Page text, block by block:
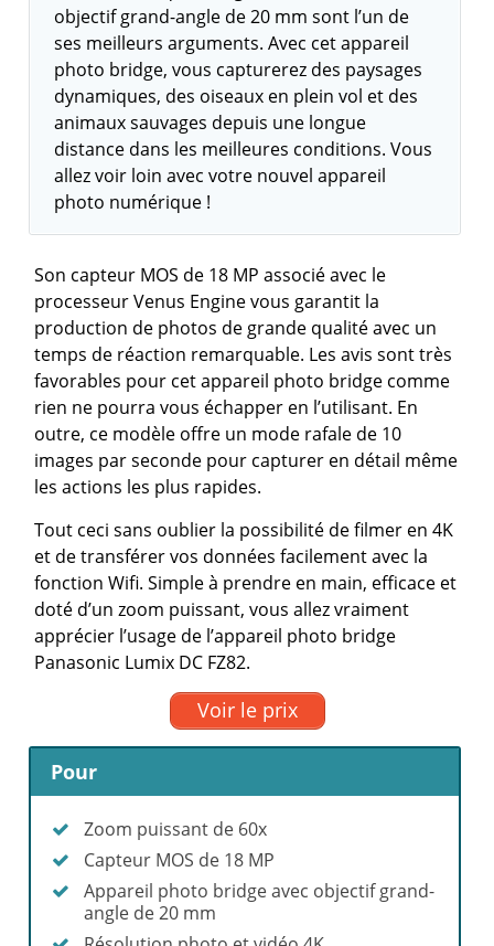
objectif grand-angle de 20 mm sont l’un de
ses meilleurs arguments. Avec cet appareil
photo bridge, vous capturerez des paysages
dynamiques, des oiseaux en plein vol et des
animaux sauvages depuis une longue
distance dans les meilleures conditions. Vous
allez voir loin avec votre nouvel appareil
photo numérique !
Son capteur MOS de 18 MP associé avec le
processeur Venus Engine vous garantit la
production de photos de grande qualité avec un
temps de réaction remarquable. Les avis sont très
favorables pour cet appareil photo bridge comme
rien ne pourra vous échapper en l’utilisant. En
outre, ce modèle offre un mode rafale de 10
images par seconde pour capturer en détail même
les actions les plus rapides.
Tout ceci sans oublier la possibilité de filmer en 4K
et de transférer vos données facilement avec la
fonction Wifi. Simple à prendre en main, efficace et
doté d’un zoom puissant, vous allez vraiment
apprécier l’usage de l’appareil photo bridge
Panasonic Lumix DC FZ82.
Voir le prix
Pour
Zoom puissant de 60x
Capteur MOS de 18 MP
Appareil photo bridge avec objectif grand-
angle de 20 mm